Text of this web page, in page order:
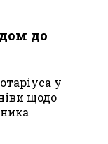
до
у
щодо